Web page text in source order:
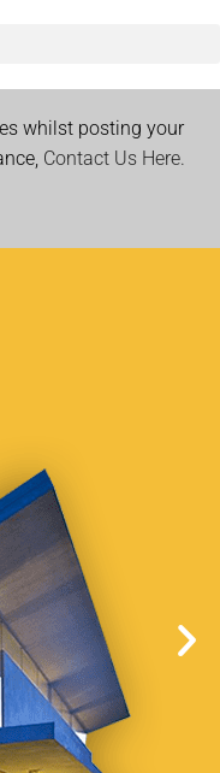
whilst posting your
Contact Us Here.